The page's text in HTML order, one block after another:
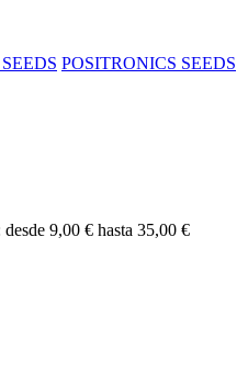
POSITRONICS SEEDS
9,00 € hasta 35,00 €